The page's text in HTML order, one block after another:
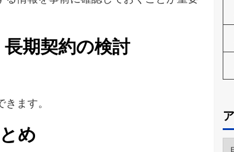
期契約の検討
ます。
め
ア